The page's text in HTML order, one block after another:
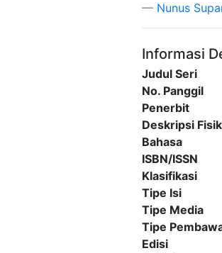
Nunus
Informasi
Judul Seri
No. Panggil
Penerbit
Deskripsi Fisik
Bahasa
ISBN/ISSN
Klasifikasi
Tipe Isi
Tipe Media
Tipe
Edisi